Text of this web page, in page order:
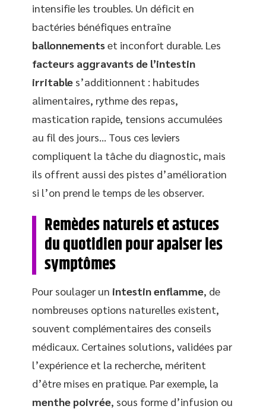
intensifie les troubles. Un déficit en
bactéries bénéfiques entraîne
ballonnementset inconfort durable. Les
facteurs aggravants de l’intestin
irritable s’additionnent : habitudes
alimentaires, rythme des repas,
mastication rapide, tensions accumulées
au fil des jours… Tous ces leviers
compliquent la tâche du diagnostic, mais
ils offrent aussi des pistes d’amélioration
si l’on prend le temps de les observer.
Remèdes naturels et astuces
du quotidien pour apaiser les
symptômes
Pour soulager un intestin enflamme, de
nombreuses options naturelles existent,
souvent complémentaires des conseils
médicaux. Certaines solutions, validées par
l’expérience et la recherche, méritent
d’être mises en pratique. Par exemple, la
menthe poivrée, sous forme d’infusion ou